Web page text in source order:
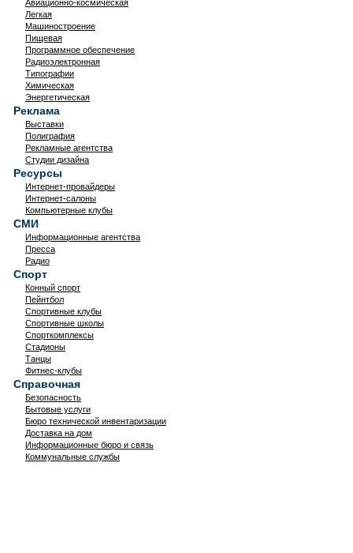
Авиационно-космическая
Легкая
Машиностроение
Пищевая
Программное обеспечение
Радиоэлектронная
Типографии
Химическая
Энергетическая
Реклама
Выставки
Полиграфия
Рекламные агентства
Студии дизайна
Ресурсы
Интернет-провайдеры
Интернет-салоны
Компьютерные клубы
СМИ
Информационные агентства
Пресса
Радио
Спорт
Конный спорт
Пейнтбол
Спортивные клубы
Спортивные школы
Спорткомплексы
Стадионы
Танцы
Фитнес-клубы
Справочная
Безопасность
Бытовые услуги
Бюро технической инвентаризации
Доставка на дом
Информационные бюро и связь
Коммунальные службы